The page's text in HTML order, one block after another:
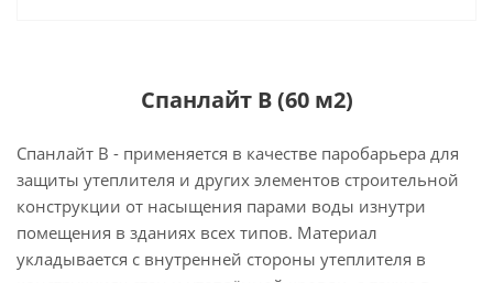
Спанлайт B (60 м2)
Спанлайт В - применяется в качестве паробарьера для
защиты утеплителя и других элементов строительной
конструкции от насыщения парами воды изнутри
помещения в зданиях всех типов. Материал
укладывается с внутренней стороны утеплителя в